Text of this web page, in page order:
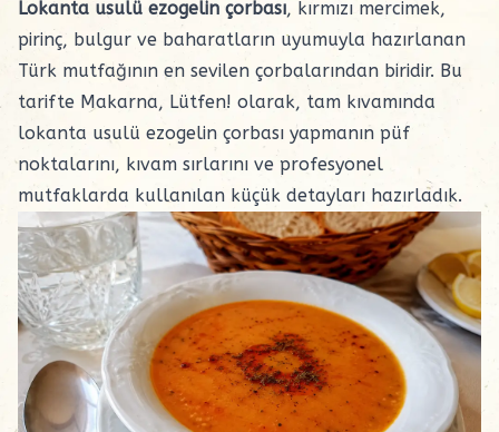
Lokanta usulü ezogelin çorbası, kırmızı mercimek,
pirinç, bulgur ve baharatların uyumuyla hazırlanan
Türk mutfağının en sevilen çorbalarından biridir. Bu
tarifte Makarna, Lütfen! olarak, tam kıvamında
lokanta usulü ezogelin çorbası yapmanın püf
noktalarını, kıvam sırlarını ve profesyonel
mutfaklarda kullanılan küçük detayları hazırladık.